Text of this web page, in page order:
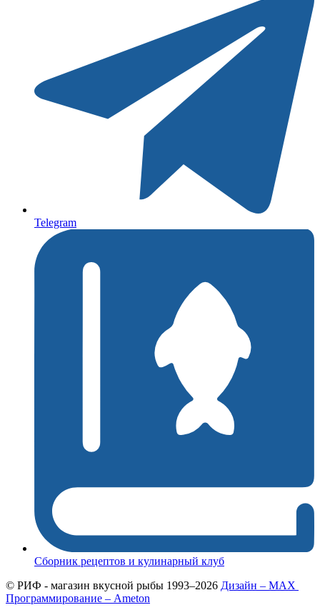
Telegram
Сборник рецептов и кулинарный клуб
© РИФ - магазин вкусной рыбы 1993–2026 Дизайн – MAX
Программирование – Ameton